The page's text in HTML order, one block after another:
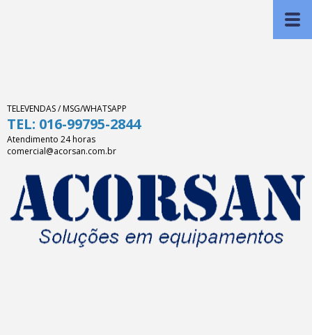
TELEVENDAS / MSG/WHATSAPP
TEL: 016-99795-2844
Atendimento 24 horas
comercial@acorsan.com.br